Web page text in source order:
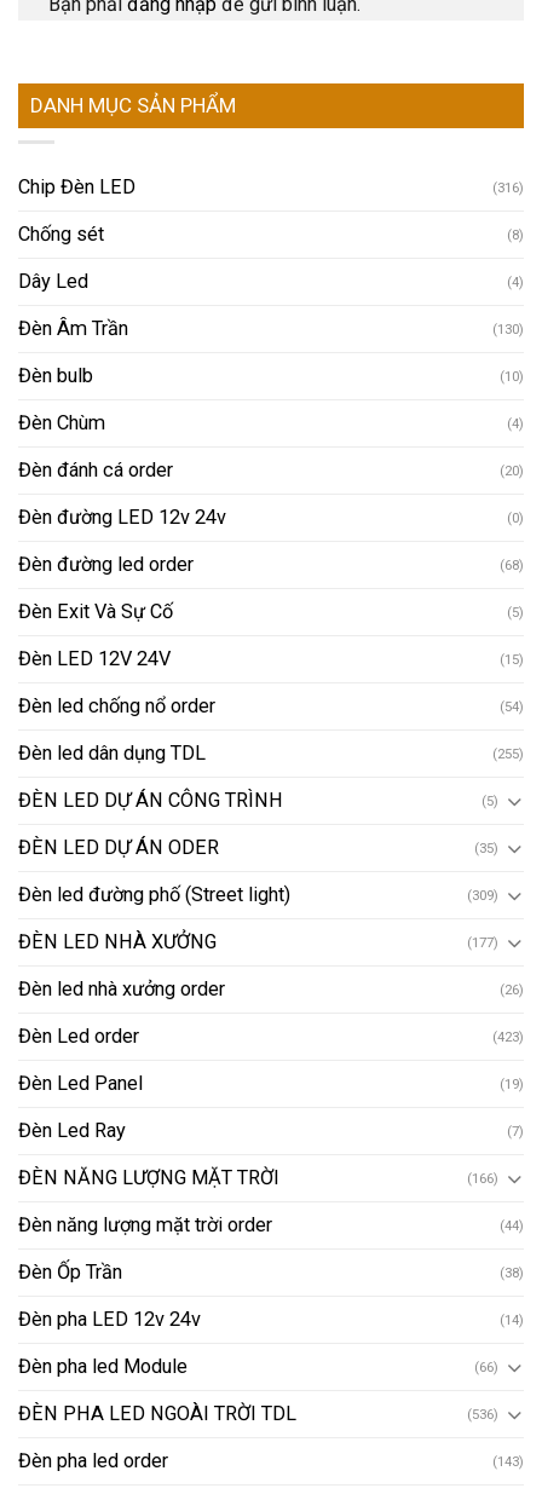
Bạn phải đăng nhập để gửi bình luận.
DANH MỤC SẢN PHẨM
Chip Đèn LED (316)
Chống sét (8)
Dây Led (4)
Đèn Âm Trần (130)
Đèn bulb (10)
Đèn Chùm (4)
Đèn đánh cá order (20)
Đèn đường LED 12v 24v (0)
Đèn đường led order (68)
Đèn Exit Và Sự Cố (5)
Đèn LED 12V 24V (15)
Đèn led chống nổ order (54)
Đèn led dân dụng TDL (255)
ĐÈN LED DỰ ÁN CÔNG TRÌNH (5)
ĐÈN LED DỰ ÁN ODER (35)
Đèn led đường phố (Street light) (309)
ĐÈN LED NHÀ XƯỞNG (177)
Đèn led nhà xưởng order (26)
Đèn Led order (423)
Đèn Led Panel (19)
Đèn Led Ray (7)
ĐÈN NĂNG LƯỢNG MẶT TRỜI (166)
Đèn năng lượng mặt trời order (44)
Đèn Ốp Trần (38)
Đèn pha LED 12v 24v (14)
Đèn pha led Module (66)
ĐÈN PHA LED NGOÀI TRỜI TDL (536)
Đèn pha led order (143)